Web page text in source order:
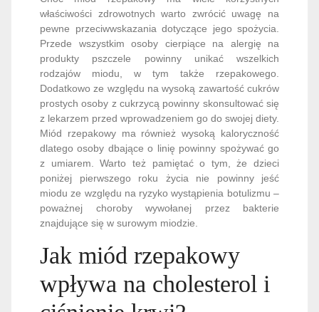
właściwości zdrowotnych warto zwrócić uwagę na
pewne przeciwwskazania dotyczące jego spożycia.
Przede wszystkim osoby cierpiące na alergię na
produkty pszczele powinny unikać wszelkich
rodzajów miodu, w tym także rzepakowego.
Dodatkowo ze względu na wysoką zawartość cukrów
prostych osoby z cukrzycą powinny skonsultować się
z lekarzem przed wprowadzeniem go do swojej diety.
Miód rzepakowy ma również wysoką kaloryczność
dlatego osoby dbające o linię powinny spożywać go
z umiarem. Warto też pamiętać o tym, że dzieci
poniżej pierwszego roku życia nie powinny jeść
miodu ze względu na ryzyko wystąpienia botulizmu –
poważnej choroby wywołanej przez bakterie
znajdujące się w surowym miodzie.
Jak miód rzepakowy
wpływa na cholesterol i